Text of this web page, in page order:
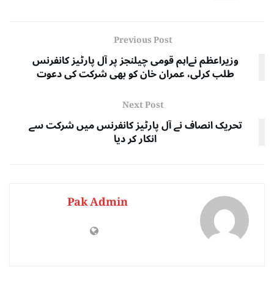
Previous Post
وزیراعظم نےاہم قومی چیلنجز پر آل پارٹیز کانفرنس
طلب کرلی، عمران خان کو بھی شرکت کی دعوت
Next Post
تحریک انصاف نے آل پارٹیز کانفرنس میں شرکت سے
انکار کر دیا
Pak Admin